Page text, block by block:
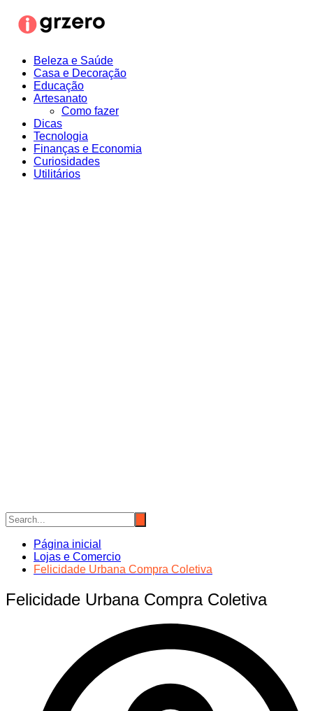
para
Beleza e Saúde
Casa e Decoração
Educação
Artesanato
Como fazer
Dicas
Tecnologia
Finanças e Economia
Curiosidades
Utilitários
Página inicial
Lojas e Comercio
Felicidade Urbana Compra Coletiva
Felicidade Urbana Compra Coletiva